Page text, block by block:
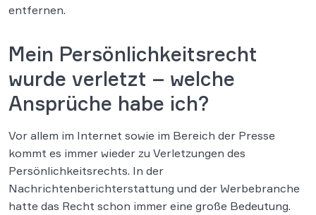
entfernen.
Mein Persönlichkeitsrecht
wurde verletzt – welche
Ansprüche habe ich?
Vor allem im Internet sowie im Bereich der Presse
kommt es immer wieder zu Verletzungen des
Persönlichkeitsrechts. In der
Nachrichtenberichterstattung und der Werbebranche
hatte das Recht schon immer eine große Bedeutung.